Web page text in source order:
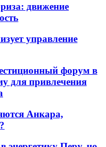
движение
управление
форум в
для привлечения
Анкара,